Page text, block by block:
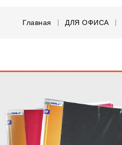
Главная ДЛЯ ОФИСА